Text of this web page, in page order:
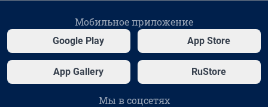
Мобильное приложение
Google Play App Store
App Gallery RuStore
Мы в соцсетях